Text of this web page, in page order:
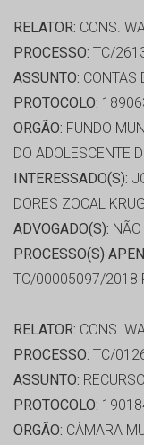
RELATOR: CONS.
PROCESSO: TC/
ASSUNTO: CONTAS
PROTOCOLO:
ORGÃO: FUNDO
DO ADOLESCENTE
INTERESSADO(S):
DORES ZOCAL KRUG
ADVOGADO(S):
PROCESSO(S)
TC/00005097/2018
RELATOR: CONS.
PROCESSO: TC/
ASSUNTO:
PROTOCOLO:
ORGÃO: CÂMARA